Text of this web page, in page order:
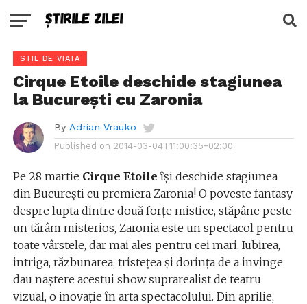
STIL DE VIATA
Cirque Etoile deschide stagiunea
la București cu Zaronia
By Adrian Vrauko
Published on 2014-03-04T11:00:35+02:00
Pe 28 martie Cirque Etoile își deschide stagiunea
din București cu premiera Zaronia! O poveste fantasy
despre lupta dintre două forțe mistice, stăpâne peste
un tărâm misterios, Zaronia este un spectacol pentru
toate vârstele, dar mai ales pentru cei mari. Iubirea,
intriga, răzbunarea, tristețea și dorința de a invinge
dau naștere acestui show suprarealist de teatru
vizual, o inovație în arta spectacolului. Din aprilie,